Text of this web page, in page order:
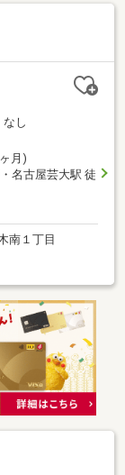
なし
月)
名古屋芸大駅 徒
南１丁目